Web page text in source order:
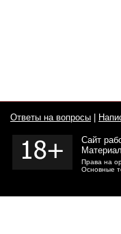
Ответы на вопросы
Сайт
Права на
Основные